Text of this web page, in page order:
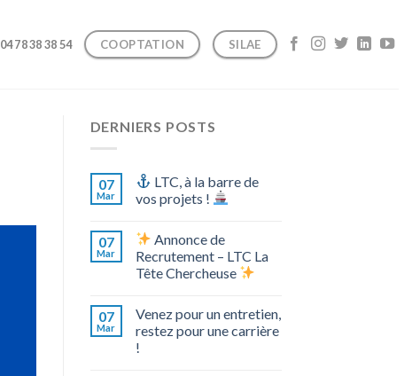
04 78 38 38 54 COOPTATION SILAE
DERNIERS POSTS
07
Mar
LTC, à la barre de
vos projets !
07
Mar
Annonce de
Recrutement – LTC La
Tête Chercheuse
07
Mar
Venez pour un entretien,
restez pour une carrière
!